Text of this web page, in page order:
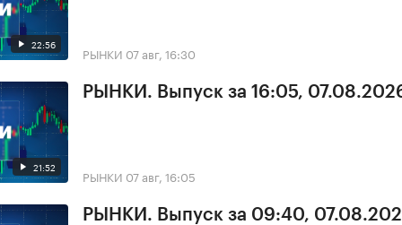
22:56 РЫНКИ 07 авг, 16:30
21:52
РЫНКИ. Выпуск за 16:05,
РЫНКИ 07 авг, 16:05
РЫНКИ. Выпуск за 09:40,